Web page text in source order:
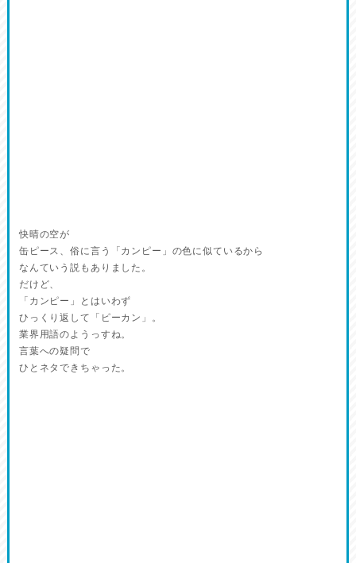
快晴の空が
缶ピース、俗に言う「カンピー」の色に似ているから
なんていう説もありました。
だけど、
「カンピー」とはいわず
ひっくり返して「ピーカン」。
業界用語のようっすね。
言葉への疑問で
ひとネタできちゃった。